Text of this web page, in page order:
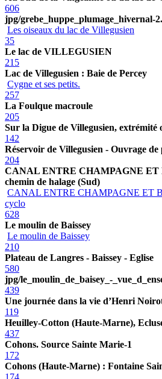
606
jpg/grebe_huppe_plumage_hivernal-
Les oiseaux du lac de Villegusien
35
Le lac de VILLEGUSIEN
215
Lac de Villegusien : Baie de Percey
Cygne et ses petits.
257
La Foulque macroule
205
Sur la Digue de Villegusien, extrémité
142
Réservoir de Villegusien - Ouvrage de
204
CANAL ENTRE CHAMPAGNE ET
chemin de halage (Sud)
CANAL ENTRE CHAMPAGNE ET
cyclo
628
Le moulin de Baissey
Le moulin de Baissey
210
Plateau de Langres - Baissey - Eglise
580
jpg/le_moulin_de_baisey_-
439
Une journée dans la vie d’Henri
119
Heuilley-Cotton (Haute-Marne),
437
Cohons. Source Sainte Marie-1
172
Cohons (Haute-Marne) : Fontaine
174